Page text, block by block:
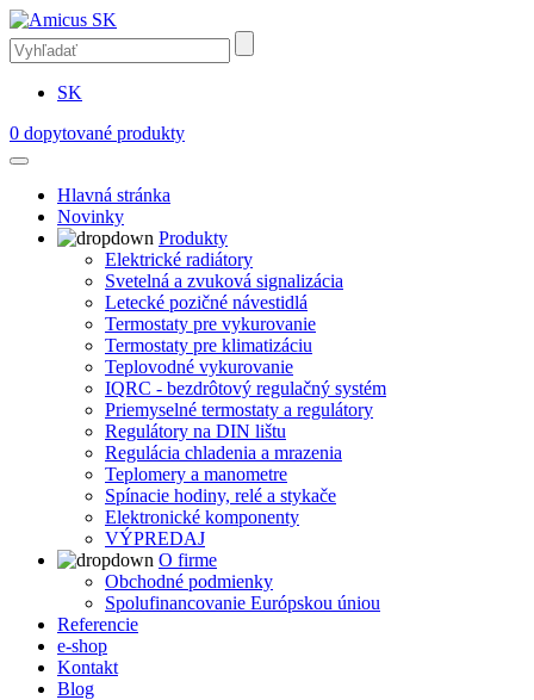
SK
0 dopytované produkty
Hlavná stránka
Novinky
Produkty
Elektrické radiátory
Svetelná a zvuková signalizácia
Letecké pozičné návestidlá
Termostaty pre vykurovanie
Termostaty pre klimatizáciu
Teplovodné vykurovanie
IQRC - bezdrôtový regulačný systém
Priemyselné termostaty a regulátory
Regulátory na DIN lištu
Regulácia chladenia a mrazenia
Teplomery a manometre
Spínacie hodiny, relé a stykače
Elektronické komponenty
VÝPREDAJ
O firme
Obchodné podmienky
Spolufinancovanie Európskou úniou
Referencie
e-shop
Kontakt
Blog